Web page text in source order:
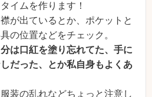
イムを作ります！
が出ているとか、ポケットと
の位置などをチェック。
は口紅を塗り忘れてた、手に
だった、とか私自身もよくあ
装の乱れなどちょっと注意し